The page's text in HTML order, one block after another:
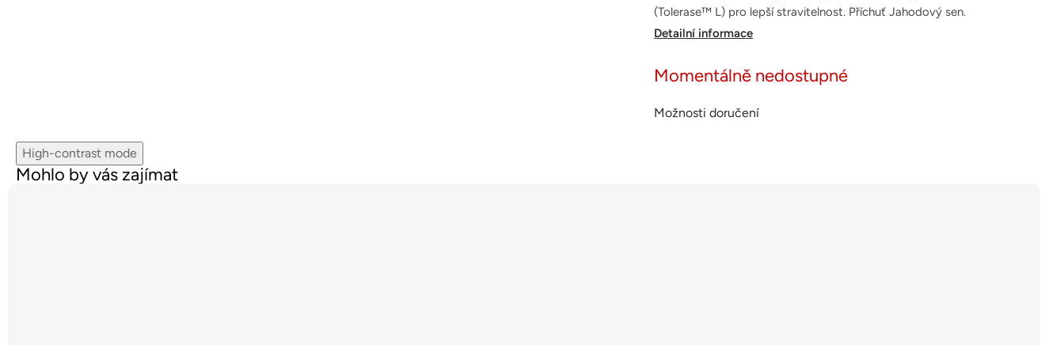
Momentálně nedostupné
Možnosti doručení
(Tolerase™ L) pro lepší stravitelnost. Příchuť Jahodový sen.
Detailní informace
High-contrast mode
Mohlo by vás zajímat